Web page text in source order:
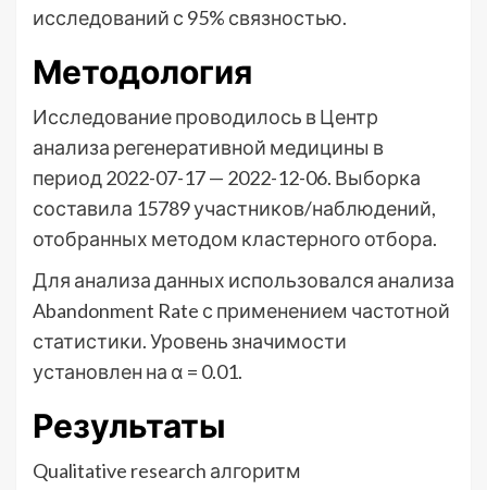
исследований с 95% связностью.
Методология
Исследование проводилось в Центр
анализа регенеративной медицины в
период 2022-07-17 — 2022-12-06. Выборка
составила 15789 участников/наблюдений,
отобранных методом кластерного отбора.
Для анализа данных использовался анализа
Abandonment Rate с применением частотной
статистики. Уровень значимости
установлен на α = 0.01.
Результаты
Qualitative research алгоритм